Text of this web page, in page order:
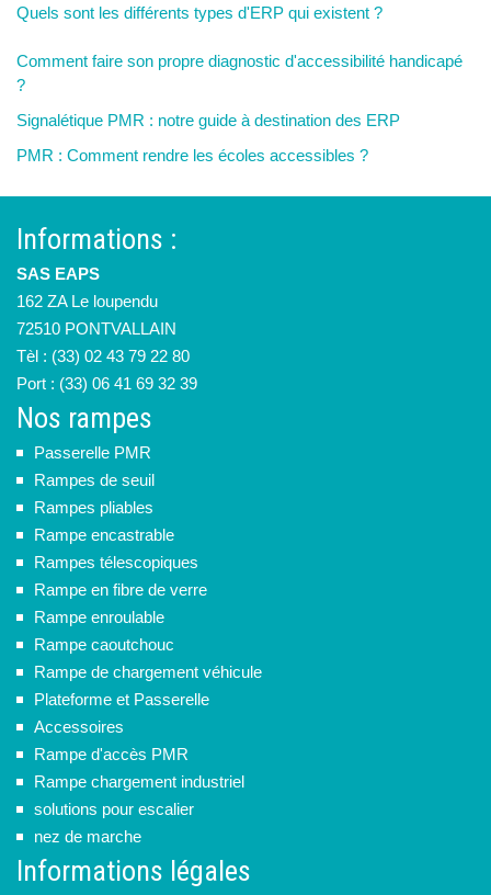
Quels sont les différents types d'ERP qui existent ?
Comment faire son propre diagnostic d'accessibilité handicapé
?
Signalétique PMR : notre guide à destination des ERP
PMR : Comment rendre les écoles accessibles ?
Informations :
SAS EAPS
162 ZA Le loupendu
72510 PONTVALLAIN
Tèl : (33) 02 43 79 22 80
Port : (33) 06 41 69 32 39
Nos rampes
Passerelle PMR
Rampes de seuil
Rampes pliables
Rampe encastrable
Rampes télescopiques
Rampe en fibre de verre
Rampe enroulable
Rampe caoutchouc
Rampe de chargement véhicule
Plateforme et Passerelle
Accessoires
Rampe d'accès PMR
Rampe chargement industriel
solutions pour escalier
nez de marche
Informations légales